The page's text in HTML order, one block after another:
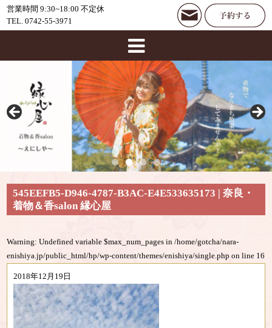
営業時間 9:30~18:00 不定休
TEL. 0742-55-3971
545EEFB5-D946-4787-B3AC-E4E533635173 | 奈良・
着物＆香salon 縁心屋
Warning: Undefined variable $max_num_pages in/home/gotcha/nara-
enishiya.jp/public_html/hp/wp-content/themes/enishiya/single.php on line 16
2018年12月19日